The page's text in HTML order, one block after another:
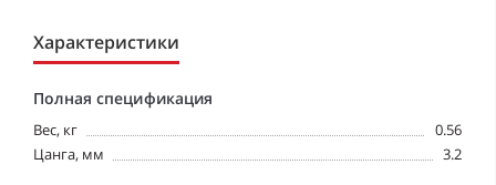
Характеристики
Полная спецификация
Вес, кг
0.56
Цанга, мм
3.2